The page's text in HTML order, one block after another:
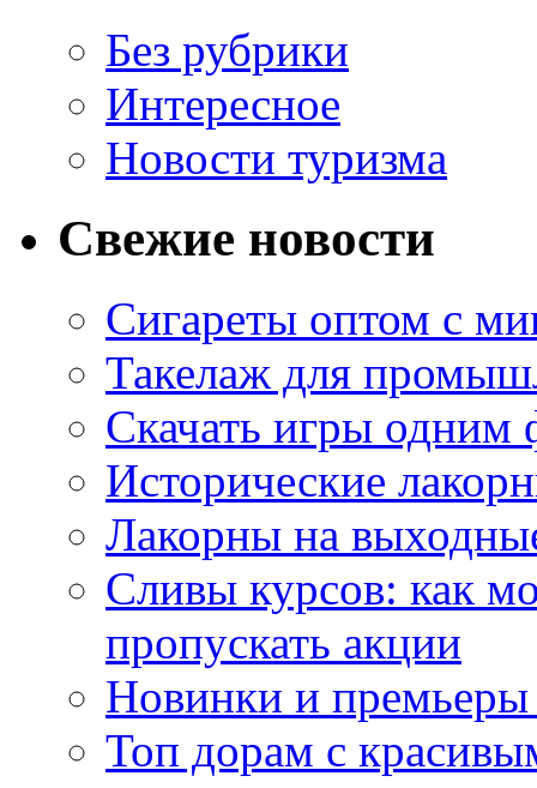
Без рубрики
Интересное
Новости туризма
Свежие новости
Сигареты оптом с
Такелаж для
Скачать игры одним
Исторические
Лакорны на
Сливы курсов: как
пропускать акции
Новинки и
Топ дорам с